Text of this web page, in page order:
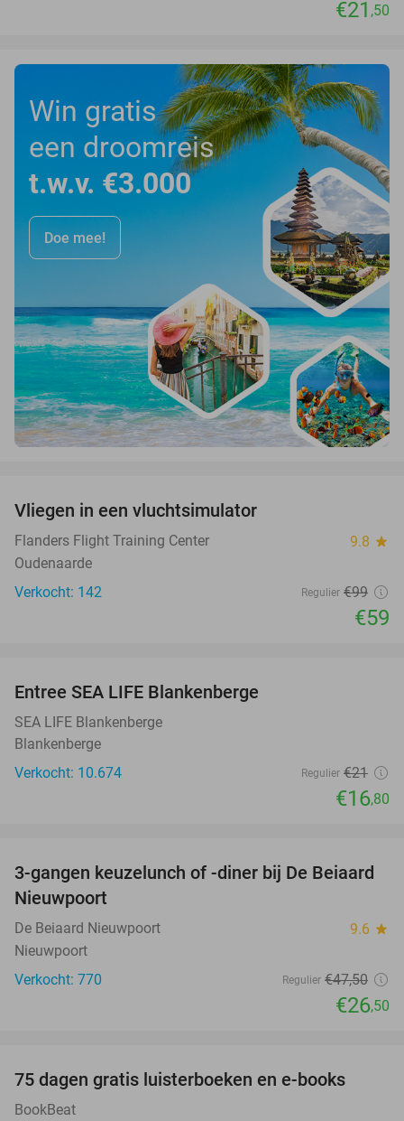
€21 ,50
Win gratis
een droomreis
t.w.v. €3.000
Doe mee!
Vliegen in een vluchtsimulator
Flanders Flight Training Center 9.8 star
Oudenaarde
Verkocht: 142
Regulier €99
€59
Entree SEA LIFE Blankenberge
SEA LIFE Blankenberge
Blankenberge
Verkocht: 10.674
Regulier €21
€16,80
44%
3-gangen keuzelunch of -diner bij De Beiaard
Nieuwpoort
De Beiaard Nieuwpoort 9.6 star
Nieuwpoort
Verkocht: 770
Regulier €47,50
€26,50
75 dagen gratis luisterboeken en e-books
BookBeat